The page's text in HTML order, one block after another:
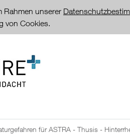
Rahmen unserer
von Cookies.
für ASTRA - Thusis -